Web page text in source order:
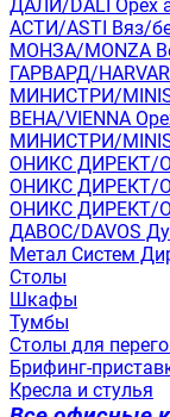
ДАЛИ/DALI Орех
АСТИ/ASTI Вяз/
МОНЗА/MONZA
ГАРВАРД/
МИНИСТРИ/
ВЕНА/VIENNA
МИНИСТРИ/
ОНИКС ДИРЕКТ/
ОНИКС ДИРЕКТ/
ОНИКС ДИРЕКТ/
ДАВОС/DAVOS
Метал Систем
Столы
Шкафы
Тумбы
Столы для
Брифинг-
Кресла и стулья